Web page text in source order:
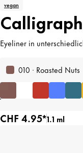
vegan
Eyeliner in
010 · Roasted Nuts
CHF 4.95*1.1 ml